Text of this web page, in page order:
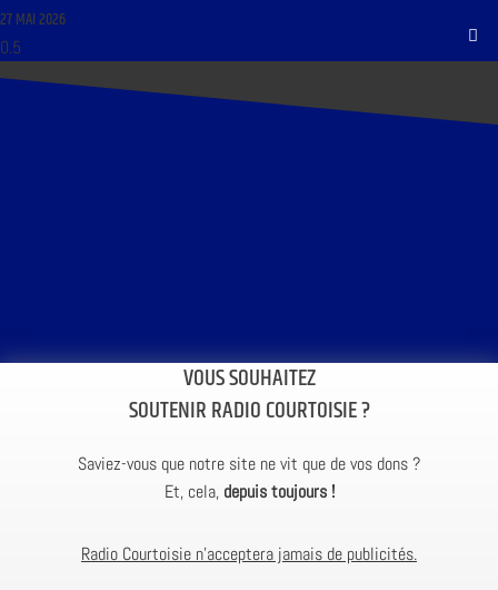
27 MAI 2026
VOUS SOUHAITEZ
SOUTENIR RADIO COURTOISIE ?
Saviez-vous que notre site ne vit que de vos dons ?
Et, cela, depuis toujours !
Radio Courtoisie n’acceptera jamais de publicités.